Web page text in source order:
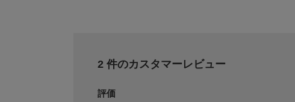
2 件のカスタマーレビュー
評価